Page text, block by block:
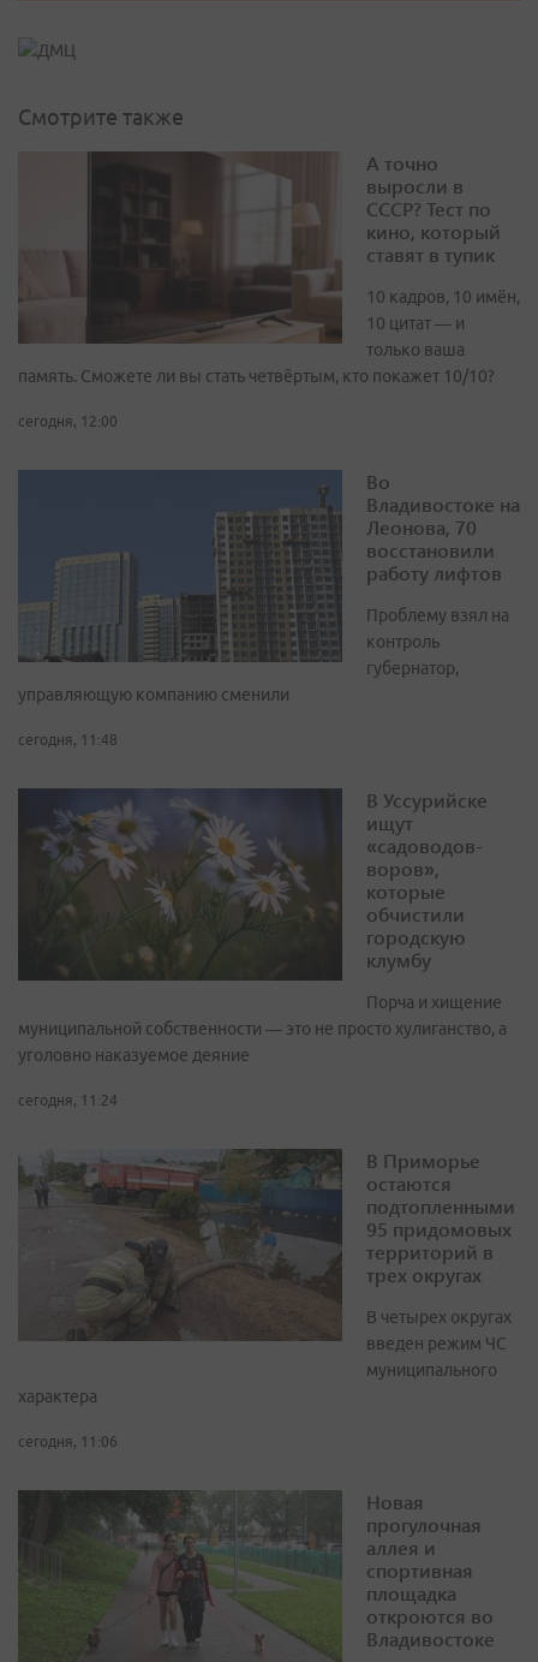
Смотрите также
А точно
выросли в
СССР? Тест по
кино, который
ставят в тупик
10 кадров, 10 имён,
10 цитат — и
только ваша
память. Сможете ли вы стать четвёртым, кто покажет 10/10?
сегодня, 12:00
Во
Владивостоке на
Леонова, 70
восстановили
работу лифтов
Проблему взял на
контроль
губернатор,
управляющую компанию сменили
сегодня, 11:48
В Уссурийске
ищут
«садоводов-
воров»,
которые
обчистили
городскую
клумбу
Порча и хищение
муниципальной собственности — это не просто хулиганство, а
уголовно наказуемое деяние
сегодня, 11:24
В Приморье
остаются
подтопленными
95 придомовых
территорий в
трех округах
В четырех округах
введен режим ЧС
муниципального
характера
сегодня, 11:06
Новая
прогулочная
аллея и
спортивная
площадка
откроются во
Владивостоке